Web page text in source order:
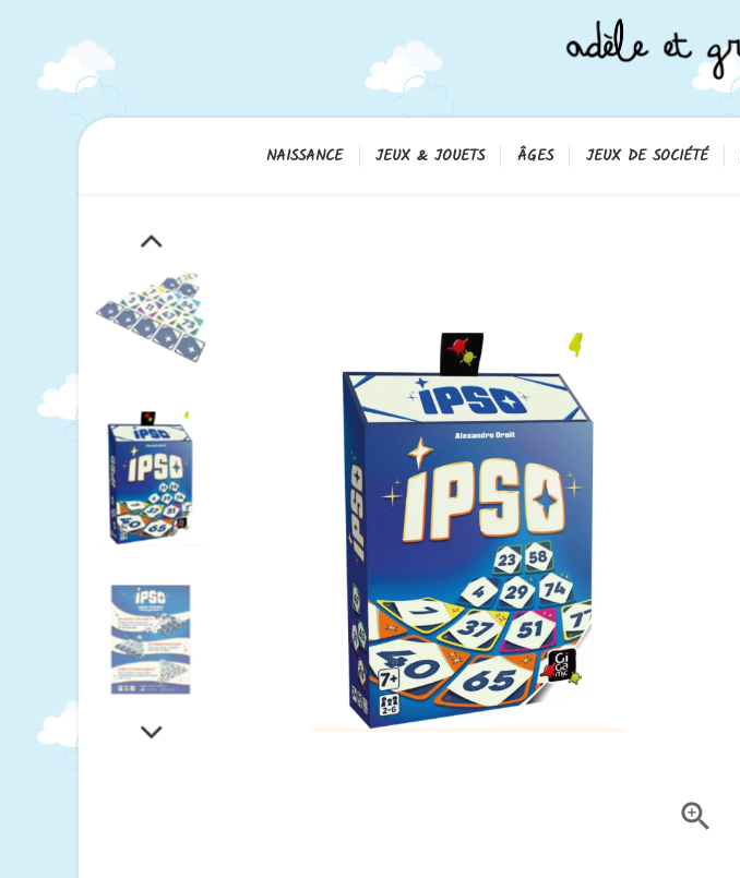
NAISSANCE JEUX & JOUETS ÂGES JEUX DE SOCIÉTÉ
